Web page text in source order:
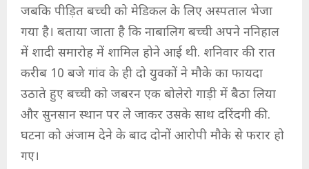
जबकि पीड़ित बच्ची को मेडिकल के लिए अस्पताल भेजा
गया है। बताया जाता है कि नाबालिग बच्ची अपने ननिहाल
में शादी समारोह में शामिल होने आई थी. शनिवार की रात
करीब 10 बजे गांव के ही दो युवकों ने मौके का फायदा
उठाते हुए बच्ची को जबरन एक बोलेरो गाड़ी में बैठा लिया
और सुनसान स्थान पर ले जाकर उसके साथ दरिंदगी की.
घटना को अंजाम देने के बाद दोनों आरोपी मौके से फरार हो
गए।